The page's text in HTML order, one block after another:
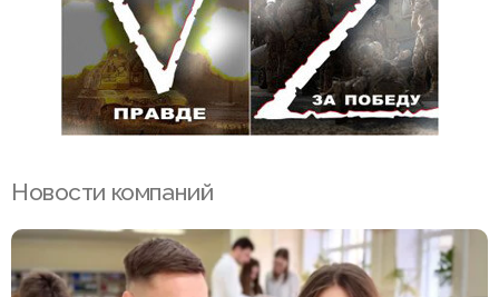
Новости компаний